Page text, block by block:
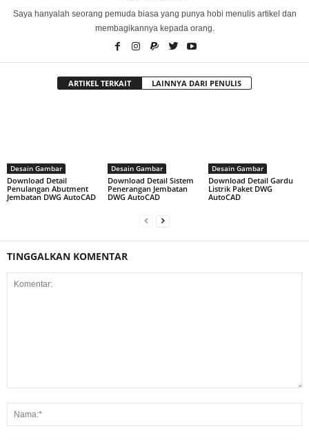
Saya hanyalah seorang pemuda biasa yang punya hobi menulis artikel dan
membagikannya kepada orang.
ARTIKEL TERKAIT LAINNYA DARI PENULIS
Desain Gambar
Download Detail
Penulangan Abutment
Jembatan DWG AutoCAD
Desain Gambar
Download Detail Sistem
Penerangan Jembatan
DWG AutoCAD
Desain Gambar
Download Detail Gardu
Listrik Paket DWG
AutoCAD
TINGGALKAN KOMENTAR